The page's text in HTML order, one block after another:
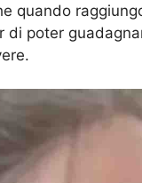
quando
di poter